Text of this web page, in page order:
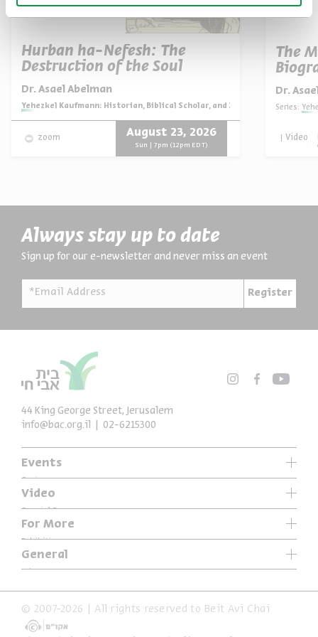
Hurban ha-Nefesh: The
Destruction of the Soul
Dr. Asael Abelman
Series:
Yehezkel Kaufmann: Historian, Biblical Scholar, and Zionist Thinker
zoom August 23, 2026
Sun | 7pm (12pm EDT)
The
Dr.
Series:
Video
Always stay up to date
Sign up for our e-newsletter and never miss an event
*Email Address Register
Events
Series
Past Programs
Video
Special Programs
Music
For More
Exhibitions
Articles
General
Accessibility Declaration
Terms of Usage & Privacy
44 King George Street, Jerusalem
info@bac.org.il
02-6215300
© 2007-2026 | All rights reserved to Beit Avi Chai